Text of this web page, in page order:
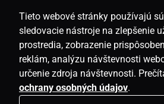
SK
Tieto webové stránky používajú
sledovacie nástroje na zlepšenie
prostredia, zobrazenie
reklám, analýzu návštevnosti
určenie zdroja návštevnosti.
ochrany osobných údajov.